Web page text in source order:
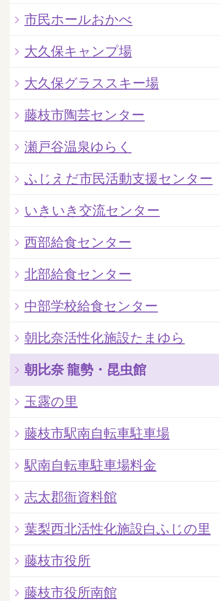
市民ホールおかべ
大久保キャンプ場
大久保グラススキー場
藤枝市陶芸センター
瀬戸谷温泉ゆらく
ふじえだ市民活動支援センター
いきいき交流センター
西部給食センター
北部給食センター
中部学校給食センター
朝比奈活性化施設たまゆら
朝比奈 龍勢・昆虫館
玉露の里
藤枝市駅南自転車駐車場
駅南自転車駐車場料金
志太郡衙資料館
葉梨西北活性化施設白ふじの里
藤枝市役所
藤枝市役所南館